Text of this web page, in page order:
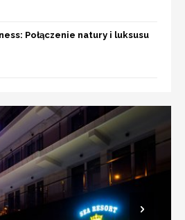
Połączenie natury i luksusu